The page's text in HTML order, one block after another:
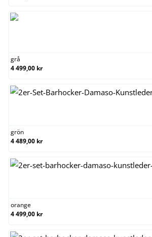
grå
4 499,00 kr
grön
4 489,00 kr
orange
4 499,00 kr